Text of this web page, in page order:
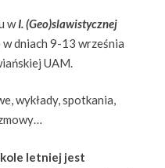
wI. (Geo)slawistycznej
w dniach 9-13 września
UAM.
wykłady, spotkania,
letniej jest